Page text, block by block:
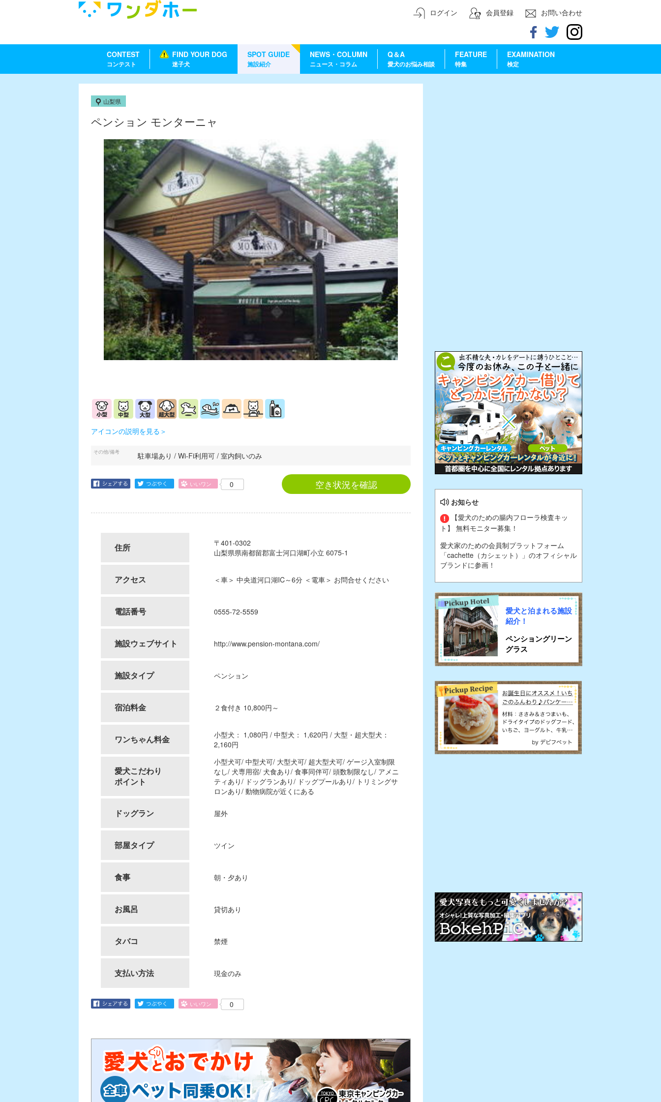
ログイン 会員登録 お問い合わせ
CONTEST
コンテスト
FIND YOUR DOG
迷子犬
SPOT GUIDE
施設紹介
NEWS・COLUMN
ニュース・コラム
Q＆A
愛犬のお悩み相談
FEATURE
特集
EXAMINATION
検定
山梨県
ペンション モンターニャ
アイコンの説明を見る＞
その他/備考 駐車場あり / Wi-Fi利用可 / 室内飼いのみ
0 空き状況を確認
住所
〒401-0302
山梨県県南都留郡富士河口湖町小立 6075-1
アクセス ＜車＞ 中央道河口湖IC～6分 ＜電車＞ お問合せください
電話番号 0555-72-5559
施設ウェブサイト http://www.pension-montana.com/
施設タイプ ペンション
宿泊料金 ２食付き 10,800円～
ワンちゃん料金
小型犬： 1,080円 / 中型犬： 1,620円 / 大型・超大型犬：
2,160円
愛犬こだわり
ポイント
小型犬可/ 中型犬可/ 大型犬可/ 超大型犬可/ ゲージ入室制限
なし/ 犬専用宿/ 犬食あり/ 食事同伴可/ 頭数制限なし/ アメニ
ティあり/ ドッグランあり/ ドッグプールあり/ トリミングサ
ロンあり/ 動物病院が近くにある
ドッグラン 屋外
部屋タイプ ツイン
食事 朝・夕あり
お風呂 貸切あり
タバコ 禁煙
支払い方法 現金のみ
0
お知らせ
【愛犬のための腸内フローラ検査キッ
ト】 無料モニター募集！
愛犬家のための会員制プラットフォーム
「cachette（カシェット）」のオフィシャル
ブランドに参画！
愛犬と泊まれる施設
紹介！
ペンショングリーン
グラス